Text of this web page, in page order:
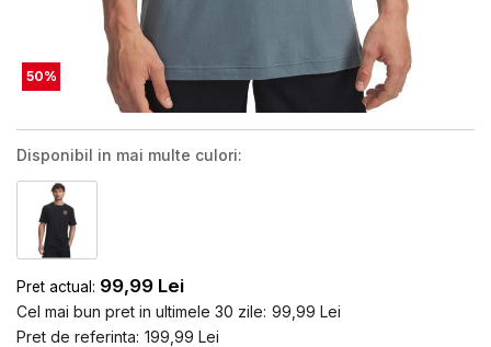
50%
Disponibil in mai multe culori:
Pret actual: 99,99 Lei
Cel mai bun pret in ultimele 30 zile: 99,99 Lei
Pret de referinta: 199,99 Lei